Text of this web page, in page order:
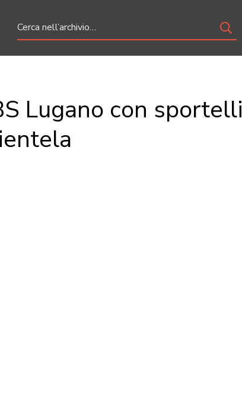
Lugano con sportelli